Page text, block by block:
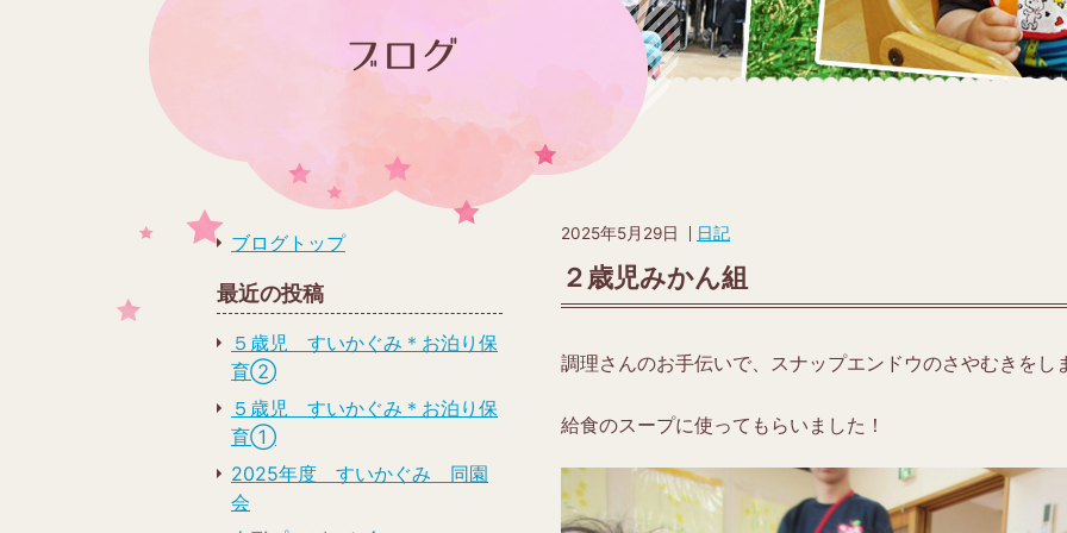
2025年5月29日 日記
２歳児みかん組
調理さんのお手伝いで、スナップエンドウのさやむきをし
給食のスープに使ってもらいました！
ブログトップ
最近の投稿
５歳児 すいかぐみ＊お泊り保
育➁
５歳児 すいかぐみ＊お泊り保
育➀
2025年度 すいかぐみ 同園
会